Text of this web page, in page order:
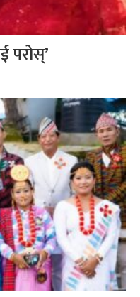
परोस्’